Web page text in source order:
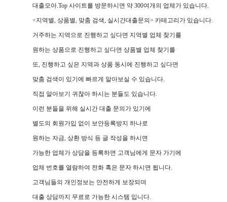
대출모아.Top 사이트를 방문하시면 약 300여개의 업체가 있습니다.
<지역별, 상품별, 맞춤 검색, 실시간대출문의> 카테고리가 있습니다.
거주하는 지역으로 진행하고 싶다면 지역별 업체 찾기를
원하는 상품으로 진행하고 싶다면 상품별 업체 찾기를
또, 진행하고 싶은 지역과 상품 동시에 진행하고 싶다면
맞춤 검색이 있기에 빠르게 알아보실 수 있습니다.
직접 알아보기 귀찮아 하시는 분들도 있습니다.
이런 분들을 위해 실시간 대출 문의가 있기에
별도의 회원가입 없이 보안등록방지 하나로
원하는 자금, 상환 방식 등 글 작성을 하시면
가능한 업체가 상담을 등록하면 고객님에게 문자 가기에
업체 번호를 열람하여 전화 혹은 문자 하시면 됩니다.
고객님들의 개인정보는 안전하게 보장되며
대출 상담까지 무료로 가능한 시스템 입니다.